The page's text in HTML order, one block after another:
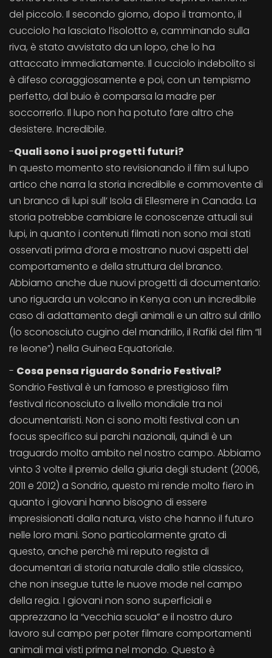
del piccolo. Il secondo giorno, dopo il tramonto, il
cucciolo ha lasciato l’isolotto e, camminando sulla
riva, è stato avvistato da un lopo, che lo ha
attaccato immediatamente. Il cucciolo indebolito si
è difeso coraggiosamente e poi, con un tempismo
perfetto, dal buio è comparsa la madre per
soccorrerlo. Il lupo non ha potuto fare altro che
desistere. Incredibile.
-Quali sono i suoi progetti futuri?
In questo momento sto revisionando il film sul lupo
artico che narra la storia incredibile e commovente di
un branco di lupi sull’ Isola di Ellesmere in Canada. La
storia potrebbe cambiare le conoscenze attuali sui
lupi, in quanto i contenuti filmati non sono mai stati
osservati prima d’ora e mostrano nuovi aspetti del
comportamento e della struttura del branco.
Abbiamo anche due nuovi progetti di documentario:
uno riguarda un volcano in Kenya con un incredibile
caso di adattamento degli animali e un altro sul drillo
(lo sconosciuto cugino del mandrillo, il Rafiki del film “Il
re leone”) nella Guinea Equatoriale.
- Cosa pensa riguardo Sondrio Festival?
Sondrio Festival è un famoso e prestigioso film
festival riconosciuto a livello mondiale tra noi
documentaristi. Non ci sono molti festival con un
focus specifico sui parchi nazionali, quindi è un
traguardo molto ambito nel nostro campo. Abbiamo
vinto 3 volte il premio della giuria degli student (2006,
2011 e 2012) a Sondrio, questo mi rende molto fiero in
quanto i giovani hanno bisogno di essere
impresisionati dalla natura, visto che hanno il futuro
nelle loro mani. Sono particolarmente grato di
questo, anche perchè mi reputo regista di
documentari di storia naturale dallo stile classico,
che non insegue tutte le nuove mode nel campo
della regia. I giovani non sono superficiali e
apprezzano la “vecchia scuola” e il nostro duro
lavoro sul campo per poter filmare comportamenti
animali mai visti prima nel mondo. Questo è